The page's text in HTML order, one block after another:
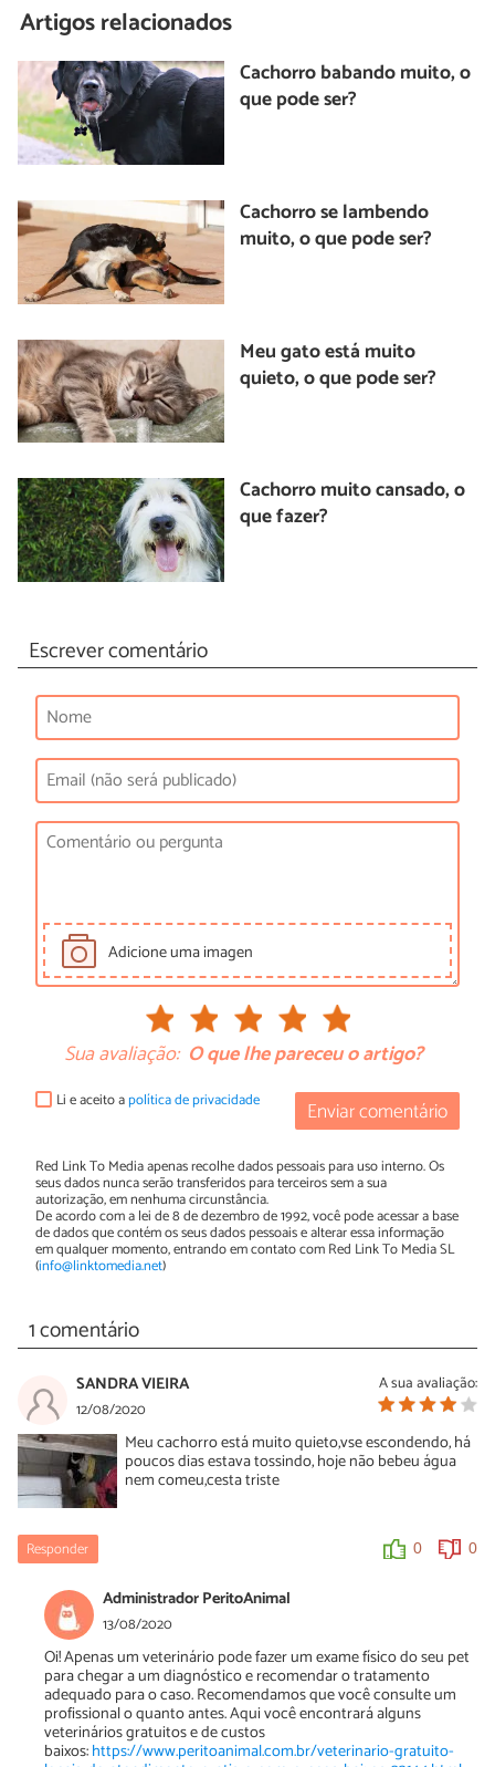
Artigos relacionados
Cachorro babando muito, o
que pode ser?
Cachorro se lambendo
muito, o que pode ser?
Meu gato está muito
quieto, o que pode ser?
Cachorro muito cansado, o
que fazer?
Escrever comentário
Adicione uma imagen
Sua avaliação: O que lhe pareceu o artigo?
Enviar comentário
Li e aceito apolítica de privacidade
Red Link To Media apenas recolhe dados pessoais para uso interno. Os
seus dados nunca serão transferidos para terceiros sem a sua
autorização, em nenhuma circunstância.
De acordo com a lei de 8 de dezembro de 1992, você pode acessar a base
de dados que contém os seus dados pessoais e alterar essa informação
em qualquer momento, entrando em contato com Red Link To Media SL
(info@linktomedia.net)
1 comentário
A sua avaliação:
SANDRA VIEIRA
12/08/2020
Meu cachorro está muito quieto,vse escondendo, há
poucos dias estava tossindo, hoje não bebeu água
nem comeu,cesta triste
Responder 0 0
Administrador PeritoAnimal
13/08/2020
Oi! Apenas um veterinário pode fazer um exame físico do seu pet
para chegar a um diagnóstico e recomendar o tratamento
adequado para o caso. Recomendamos que você consulte um
profissional o quanto antes. Aqui você encontrará alguns
veterinários gratuitos e de custos
baixos:https://www.peritoanimal.com.br/veterinario-gratuito-